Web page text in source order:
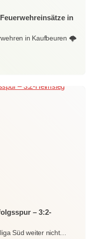
in
in Kaufbeuren 🌩️
– 3:2-
Süd weiter nicht…